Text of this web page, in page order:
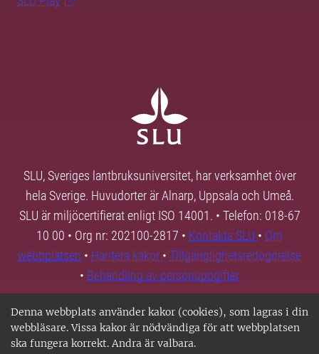
Denna webbplats använder kakor (cookies), som lagras i din
webbläsare. Vissa kakor är nödvändiga för att webbplatsen
ska fungera korrekt. Andra är valbara.
SLU, Sveriges lantbruksuniversitet, har verksamhet över
hela Sverige. Huvudorter är Alnarp, Uppsala och Umeå.
SLU är miljöcertifierat enligt ISO 14001. • Telefon: 018-67
10 00 • Org nr: 202100-2817 • Kontakta SLU • Om
webbplatsen • Hantera kakor • Tillgänglighetsredogörelse
• Behandling av personuppgifter